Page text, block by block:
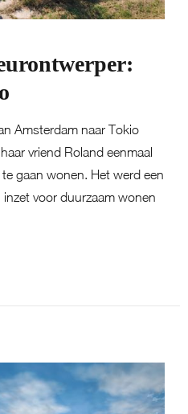
Amsterdam naar Tokio
vriend Roland eenmaal
gaan wonen. Het werd een
voor duurzaam wonen